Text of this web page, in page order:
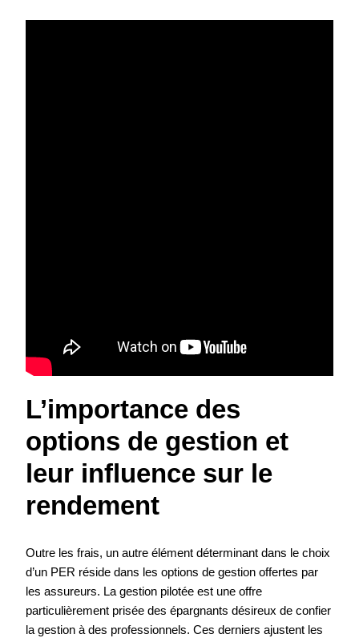
L’importance des
options de gestion et
leur influence sur le
rendement
Outre les frais, un autre élément déterminant dans le choix
d’un PER réside dans les options de gestion offertes par
les assureurs. La gestion pilotée est une offre
particulièrement prisée des épargnants désireux de confier
la gestion à des professionnels. Ces derniers ajustent les